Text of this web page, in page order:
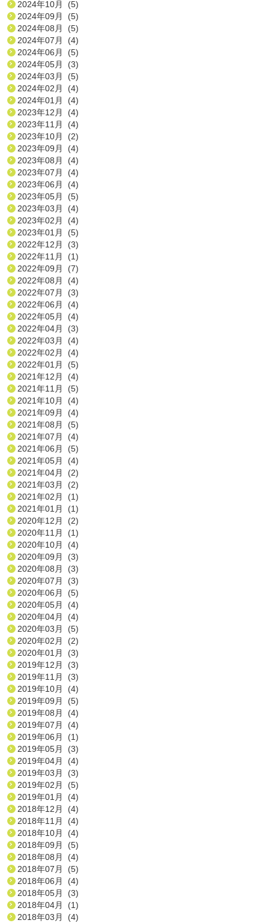
2024年10月 (5)
2024年09月 (5)
2024年08月 (5)
2024年07月 (4)
2024年06月 (5)
2024年05月 (3)
2024年03月 (5)
2024年02月 (4)
2024年01月 (4)
2023年12月 (4)
2023年11月 (4)
2023年10月 (2)
2023年09月 (4)
2023年08月 (4)
2023年07月 (4)
2023年06月 (4)
2023年05月 (5)
2023年03月 (4)
2023年02月 (4)
2023年01月 (5)
2022年12月 (3)
2022年11月 (1)
2022年09月 (7)
2022年08月 (4)
2022年07月 (3)
2022年06月 (4)
2022年05月 (4)
2022年04月 (3)
2022年03月 (4)
2022年02月 (4)
2022年01月 (5)
2021年12月 (4)
2021年11月 (5)
2021年10月 (4)
2021年09月 (4)
2021年08月 (5)
2021年07月 (4)
2021年06月 (5)
2021年05月 (4)
2021年04月 (2)
2021年03月 (2)
2021年02月 (1)
2021年01月 (1)
2020年12月 (2)
2020年11月 (1)
2020年10月 (4)
2020年09月 (3)
2020年08月 (3)
2020年07月 (3)
2020年06月 (5)
2020年05月 (4)
2020年04月 (4)
2020年03月 (5)
2020年02月 (2)
2020年01月 (3)
2019年12月 (3)
2019年11月 (3)
2019年10月 (4)
2019年09月 (5)
2019年08月 (4)
2019年07月 (4)
2019年06月 (1)
2019年05月 (3)
2019年04月 (4)
2019年03月 (3)
2019年02月 (5)
2019年01月 (4)
2018年12月 (4)
2018年11月 (4)
2018年10月 (4)
2018年09月 (5)
2018年08月 (4)
2018年07月 (5)
2018年06月 (4)
2018年05月 (3)
2018年04月 (1)
2018年03月 (4)